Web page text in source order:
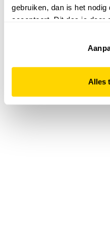
gebruiken, dan is het nodig
accepteert. Dit doe je door
website niet optimaal
Alles